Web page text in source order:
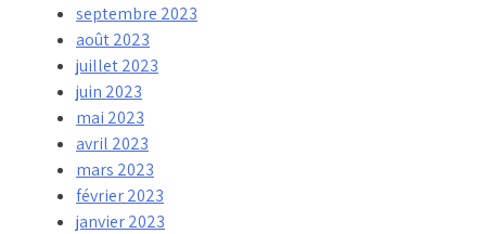
septembre 2023
août 2023
juillet 2023
juin 2023
mai 2023
avril 2023
mars 2023
février 2023
janvier 2023